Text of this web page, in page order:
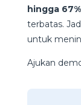
hingga 67%
terbatas.
untuk
Ajukan